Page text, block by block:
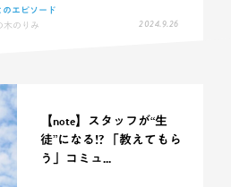
エピソード
木のりみ 2024.9.26
【note】スタッフが“生
徒”になる!? 「教えてもら
う」コミュ...